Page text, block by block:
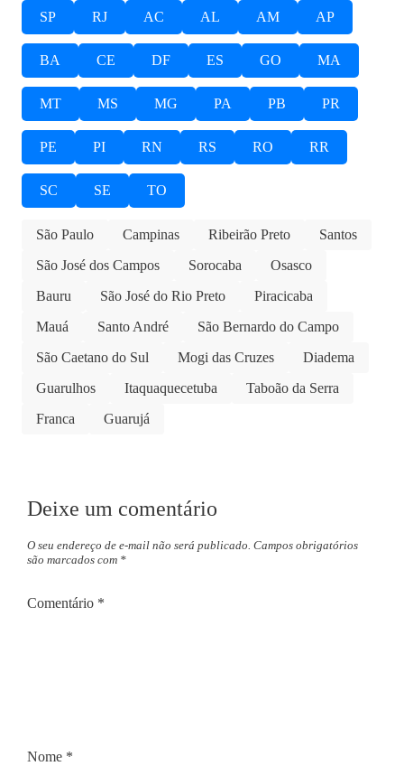
SP RJ AC AL AM AP
BA CE DF ES GO MA
MT MS MG PA PB PR
PE PI RN RS RO RR
SC SE TO
São Paulo Campinas Ribeirão Preto
Santos
São José dos Campos
Sorocaba
Osasco
Bauru
São José do Rio Preto
Piracicaba
Mauá
Santo André
São Bernardo do Campo
São Caetano do Sul
Mogi das Cruzes
Diadema
Guarulhos
Itaquaquecetuba
Taboão da Serra
Franca
Guarujá
Deixe um comentário
O seu endereço de e-mail não será publicado. Campos obrigatórios
são marcados com *
Comentário *
Nome *